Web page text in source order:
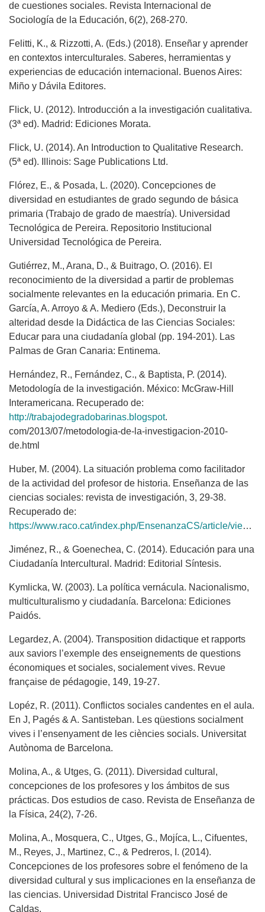
de cuestiones sociales. Revista Internacional de
Sociología de la Educación, 6(2), 268-270.
Felitti, K., & Rizzotti, A. (Eds.) (2018). Enseñar y aprender
en contextos interculturales. Saberes, herramientas y
experiencias de educación internacional. Buenos Aires:
Miño y Dávila Editores.
Flick, U. (2012). Introducción a la investigación cualitativa.
(3ª ed). Madrid: Ediciones Morata.
Flick, U. (2014). An Introduction to Qualitative Research.
(5ª ed). Illinois: Sage Publications Ltd.
Flórez, E., & Posada, L. (2020). Concepciones de
diversidad en estudiantes de grado segundo de básica
primaria (Trabajo de grado de maestría). Universidad
Tecnológica de Pereira. Repositorio Institucional
Universidad Tecnológica de Pereira.
Gutiérrez, M., Arana, D., & Buitrago, O. (2016). El
reconocimiento de la diversidad a partir de problemas
socialmente relevantes en la educación primaria. En C.
García, A. Arroyo & A. Mediero (Eds.), Deconstruir la
alteridad desde la Didáctica de las Ciencias Sociales:
Educar para una ciudadanía global (pp. 194-201). Las
Palmas de Gran Canaria: Entinema.
Hernández, R., Fernández, C., & Baptista, P. (2014).
Metodología de la investigación. México: McGraw-Hill
Interamericana. Recuperado de:
http://trabajodegradobarinas.blogspot.
com/2013/07/metodologia-de-la-investigacion-2010-
de.html
Huber, M. (2004). La situación problema como facilitador
de la actividad del profesor de historia. Enseñanza de las
ciencias sociales: revista de investigación, 3, 29-38.
Recuperado de:
https://www.raco.cat/index.php/EnsenanzaCS/article/view/126179
Jiménez, R., & Goenechea, C. (2014). Educación para una
Ciudadanía Intercultural. Madrid: Editorial Síntesis.
Kymlicka, W. (2003). La política vernácula. Nacionalismo,
multiculturalismo y ciudadanía. Barcelona: Ediciones
Paidós.
Legardez, A. (2004). Transposition didactique et rapports
aux saviors l’exemple des enseignements de questions
économiques et sociales, socialement vives. Revue
française de pédagogie, 149, 19-27.
Lopéz, R. (2011). Conflictos sociales candentes en el aula.
En J, Pagés & A. Santisteban. Les qüestions socialment
vives i l’ensenyament de les ciències socials. Universitat
Autònoma de Barcelona.
Molina, A., & Utges, G. (2011). Diversidad cultural,
concepciones de los profesores y los ámbitos de sus
prácticas. Dos estudios de caso. Revista de Enseñanza de
la Física, 24(2), 7-26.
Molina, A., Mosquera, C., Utges, G., Mojíca, L., Cifuentes,
M., Reyes, J., Martinez, C., & Pedreros, I. (2014).
Concepciones de los profesores sobre el fenómeno de la
diversidad cultural y sus implicaciones en la enseñanza de
las ciencias. Universidad Distrital Francisco José de
Caldas.